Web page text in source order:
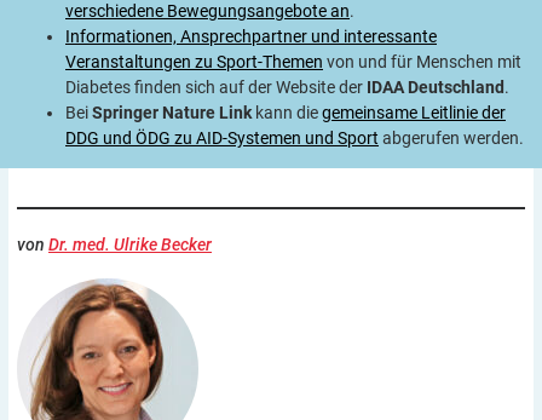
verschiedene Bewegungsangebote an.
Informationen, Ansprechpartner und interessante
Veranstaltungen zu Sport-Themen von und für Menschen mit
Diabetes finden sich auf der Website der IDAA Deutschland.
BeiSpringer Nature Linkkann diegemeinsame Leitlinie der
DDG und ÖDG zu AID-Systemen und Sport abgerufen werden.
von Dr. med. Ulrike Becker